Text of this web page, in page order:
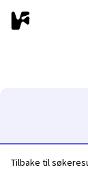
Tilbake til